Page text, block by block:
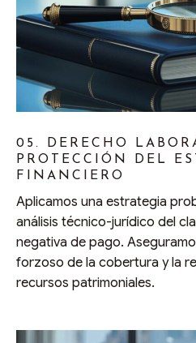
05. DERECHO
PROTECCIÓN DEL
FINANCIERO
Aplicamos una estrategia
análisis técnico-jurídico del
negativa de pago.
forzoso de la cobertura y la
recursos patrimoniales.